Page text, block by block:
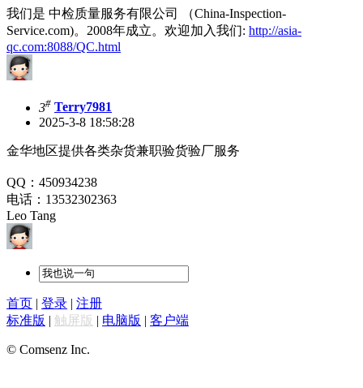
我们是 中检质量服务有限公司 （China-Inspection-
Service.com)。2008年成立。欢迎加入我们: http://asia-
qc.com:8088/QC.html
3# Terry7981
2025-3-8 18:58:28
金华地区提供各类杂货兼职验货验厂服务
QQ：450934238
电话：13532302363
Leo Tang
首页 | 登录 | 注册
标准版 | 触屏版 | 电脑版 | 客户端
© Comsenz Inc.